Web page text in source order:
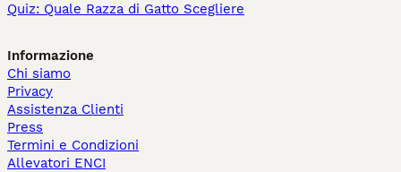
Quiz: Quale Razza di Gatto Scegliere
Informazione
Chi siamo
Privacy
Assistenza Clienti
Press
Termini e Condizioni
Allevatori ENCI